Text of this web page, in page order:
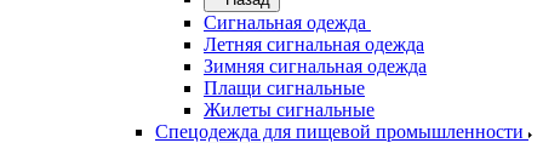
Сигнальная одежда
Летняя сигнальная одежда
Зимняя сигнальная одежда
Плащи сигнальные
Жилеты сигнальные
Спецодежда для пищевой промышленности